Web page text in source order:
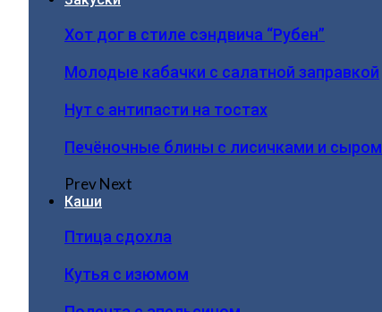
Хот дог в стиле сэндвича “Рубен”
Молодые кабачки с салатной заправкой
Нут с антипасти на тостах
Печёночные блины с лисичками и сыром
PrevNext
Каши
Птица сдохла
Кутья с изюмом